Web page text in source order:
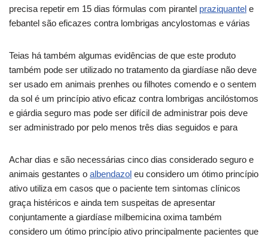
precisa repetir em 15 dias fórmulas com pirantel praziquantel e
febantel são eficazes contra lombrigas ancylostomas e várias
Teias há também algumas evidências de que este produto
também pode ser utilizado no tratamento da giardíase não deve
ser usado em animais prenhes ou filhotes comendo e o sentem
da sol é um princípio ativo eficaz contra lombrigas ancilóstomos
e giárdia seguro mas pode ser difícil de administrar pois deve
ser administrado por pelo menos três dias seguidos e para
Achar dias e são necessárias cinco dias considerado seguro e
animais gestantes o albendazol eu considero um ótimo princípio
ativo utiliza em casos que o paciente tem sintomas clínicos
graça histéricos e ainda tem suspeitas de apresentar
conjuntamente a giardíase milbemicina oxima também
considero um ótimo princípio ativo principalmente pacientes que